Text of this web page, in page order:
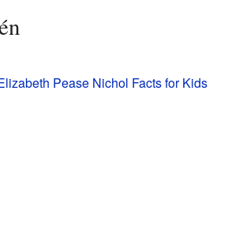
Pease Nichol Facts for Kids